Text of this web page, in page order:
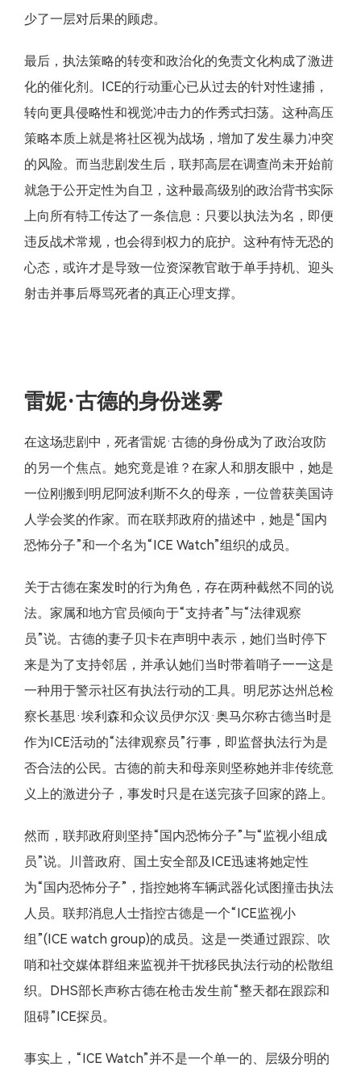
少了一层对后果的顾虑。
最后，执法策略的转变和政治化的免责文化构成了激进
化的催化剂。ICE的行动重心已从过去的针对性逮捕，
转向更具侵略性和视觉冲击力的作秀式扫荡。这种高压
策略本质上就是将社区视为战场，增加了发生暴力冲突
的风险。而当悲剧发生后，联邦高层在调查尚未开始前
就急于公开定性为自卫，这种最高级别的政治背书实际
上向所有特工传达了一条信息：只要以执法为名，即便
违反战术常规，也会得到权力的庇护。这种有恃无恐的
心态，或许才是导致一位资深教官敢于单手持机、迎头
射击并事后辱骂死者的真正心理支撑。
雷妮·古德的身份迷雾
在这场悲剧中，死者雷妮·古德的身份成为了政治攻防
的另一个焦点。她究竟是谁？在家人和朋友眼中，她是
一位刚搬到明尼阿波利斯不久的母亲，一位曾获美国诗
人学会奖的作家。而在联邦政府的描述中，她是“国内
恐怖分子”和一个名为“ICE Watch”组织的成员。
关于古德在案发时的行为角色，存在两种截然不同的说
法。家属和地方官员倾向于“支持者”与“法律观察
员”说。古德的妻子贝卡在声明中表示，她们当时停下
来是为了支持邻居，并承认她们当时带着哨子——这是
一种用于警示社区有执法行动的工具。明尼苏达州总检
察长基思·埃利森和众议员伊尔汉·奥马尔称古德当时是
作为ICE活动的“法律观察员”行事，即监督执法行为是
否合法的公民。古德的前夫和母亲则坚称她并非传统意
义上的激进分子，事发时只是在送完孩子回家的路上。
然而，联邦政府则坚持“国内恐怖分子”与“监视小组成
员”说。川普政府、国土安全部及ICE迅速将她定性
为“国内恐怖分子”，指控她将车辆武器化试图撞击执法
人员。联邦消息人士指控古德是一个“ICE监视小
组”(ICE watch group)的成员。这是一类通过跟踪、吹
哨和社交媒体群组来监视并干扰移民执法行动的松散组
织。DHS部长声称古德在枪击发生前“整天都在跟踪和
阻碍”ICE探员。
事实上，“ICE Watch”并不是一个单一的、层级分明的